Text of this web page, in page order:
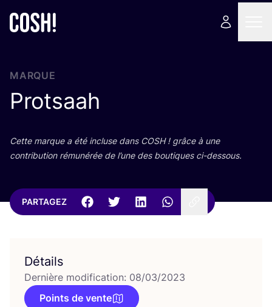
MARQUE
Protsaah
Cette marque a été incluse dans COSH! grâce à une
contri­bu­tion rému­né­rée de l’une des bou­tiques ci-dessous.
PARTAGEZ
Détails
Dernière modification: 08/03/2023
Points de vente